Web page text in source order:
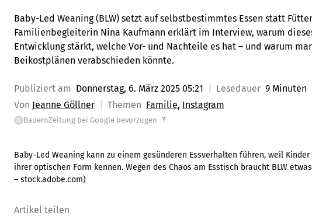
Baby-Led Weaning (BLW) setzt auf selbstbestimmtes Essen statt
Familienbegleiterin Nina Kaufmann erklärt im Interview, warum
Entwicklung stärkt, welche Vor- und Nachteile es hat – und warum
Beikostplänen verabschieden könnte.
Publiziert am Donnerstag, 6. März 2025 05:21 Lesedauer 9 Minuten
Von Jeanne Göllner Themen Familie Instagram
G BauernZeitung bei Google bevorzugen ?
Baby-Led Weaning kann zu einem gesünderen Essverhalten führen, weil
ihrer optischen Form kennen. Wegen des Chaos am Esstisch braucht BLW
– stock.adobe.com)
Artikel teilen